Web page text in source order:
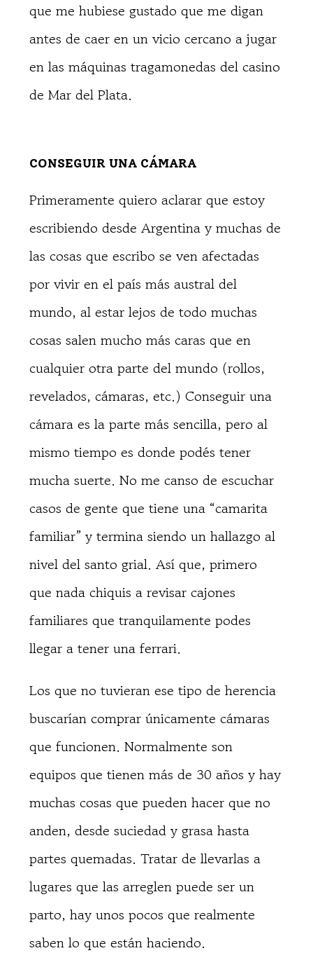
que me hubiese gustado que me digan
antes de caer en un vicio cercano a jugar
en las máquinas tragamonedas del casino
de Mar del Plata.
CONSEGUIR UNA CÁMARA
Primeramente quiero aclarar que estoy
escribiendo desde Argentina y muchas de
las cosas que escribo se ven afectadas
por vivir en el país más austral del
mundo, al estar lejos de todo muchas
cosas salen mucho más caras que en
cualquier otra parte del mundo (rollos,
revelados, cámaras, etc.) Conseguir una
cámara es la parte más sencilla, pero al
mismo tiempo es donde podés tener
mucha suerte. No me canso de escuchar
casos de gente que tiene una “camarita
familiar” y termina siendo un hallazgo al
nivel del santo grial. Así que, primero
que nada chiquis a revisar cajones
familiares que tranquilamente podes
llegar a tener una ferrari.
Los que no tuvieran ese tipo de herencia
buscarían comprar únicamente cámaras
que funcionen. Normalmente son
equipos que tienen más de 30 años y hay
muchas cosas que pueden hacer que no
anden, desde suciedad y grasa hasta
partes quemadas. Tratar de llevarlas a
lugares que las arreglen puede ser un
parto, hay unos pocos que realmente
saben lo que están haciendo.